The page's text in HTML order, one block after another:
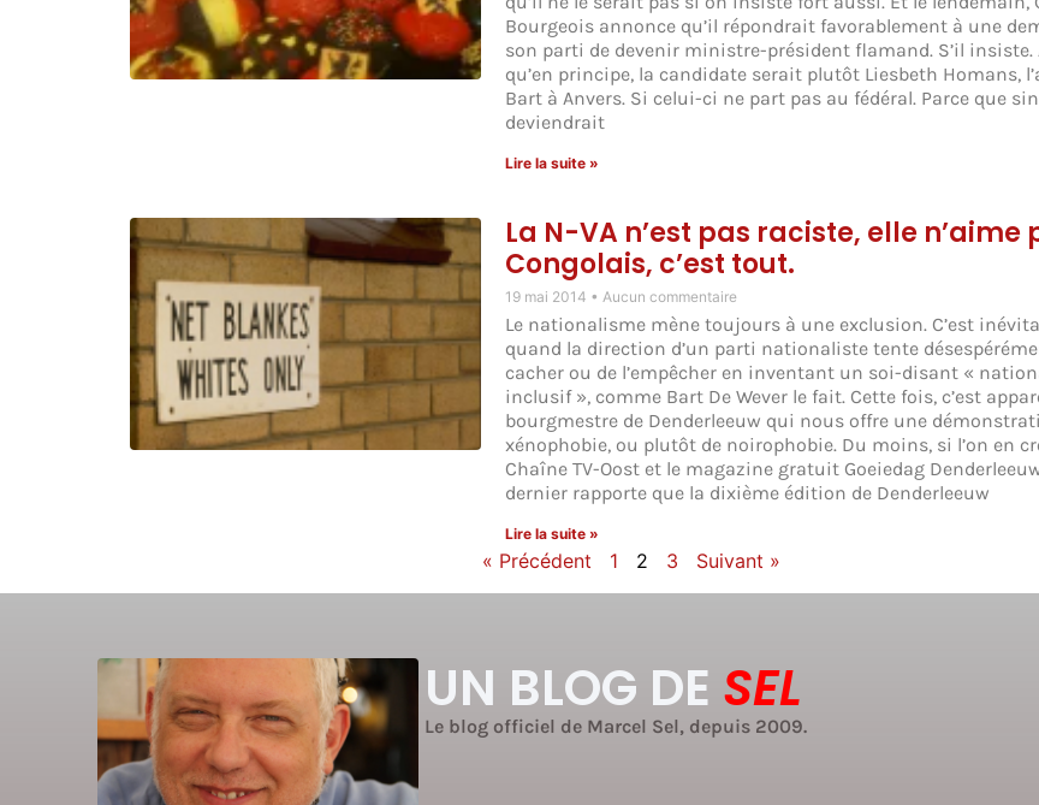
Bourgeois annonce qu’il répondrait favorablement à une
son parti de devenir ministre-président flamand. S’il insiste.
qu’en principe, la candidate serait plutôt Liesbeth Homans,
Bart à Anvers. Si celui-ci ne part pas au fédéral. Parce que
deviendrait
Lire la suite »
La N-VA n’est pas raciste, elle n’aime
Congolais, c’est tout.
19 mai 2014 Aucun commentaire
Le nationalisme mène toujours à une exclusion. C’est
quand la direction d’un parti nationaliste tente
cacher ou de l’empêcher en inventant un soi-disant «
inclusif », comme Bart De Wever le fait. Cette fois, c’est
bourgmestre de Denderleeuw qui nous offre une
xénophobie, ou plutôt de noirophobie. Du moins, si l’on en
Chaîne TV-Oost et le magazine gratuit Goeiedag
dernier rapporte que la dixième édition de Denderleeuw
Lire la suite »
« Précédent 1 2 3 Suivant »
UN BLOG DE SEL
Le blog officiel de Marcel Sel, depuis 2009.